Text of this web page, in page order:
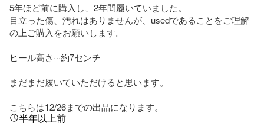
5年ほど前に購入し、2年間履いていました。
目立った傷、汚れはありませんが、usedであることをご理解
の上ご購入をお願いします。
ヒール高さ···約7センチ
まだまだ履いていただけると思います。
こちらは12/26までの出品になります。
半年以上前